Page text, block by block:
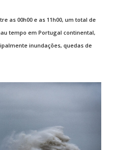
as 00h00 e as 11h00, um total de
tempo em Portugal continental,
inundações, quedas de